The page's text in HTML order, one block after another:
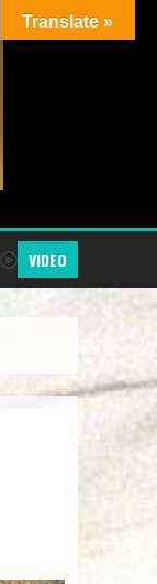
VIDEO
Translate »